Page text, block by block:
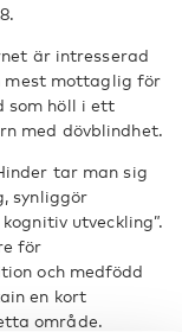
är intresserad
mest mottaglig för
som höll i ett
med dövblindhet.
tar man sig
synliggör
utveckling”‬.
för
och medfödd
en kort
område.